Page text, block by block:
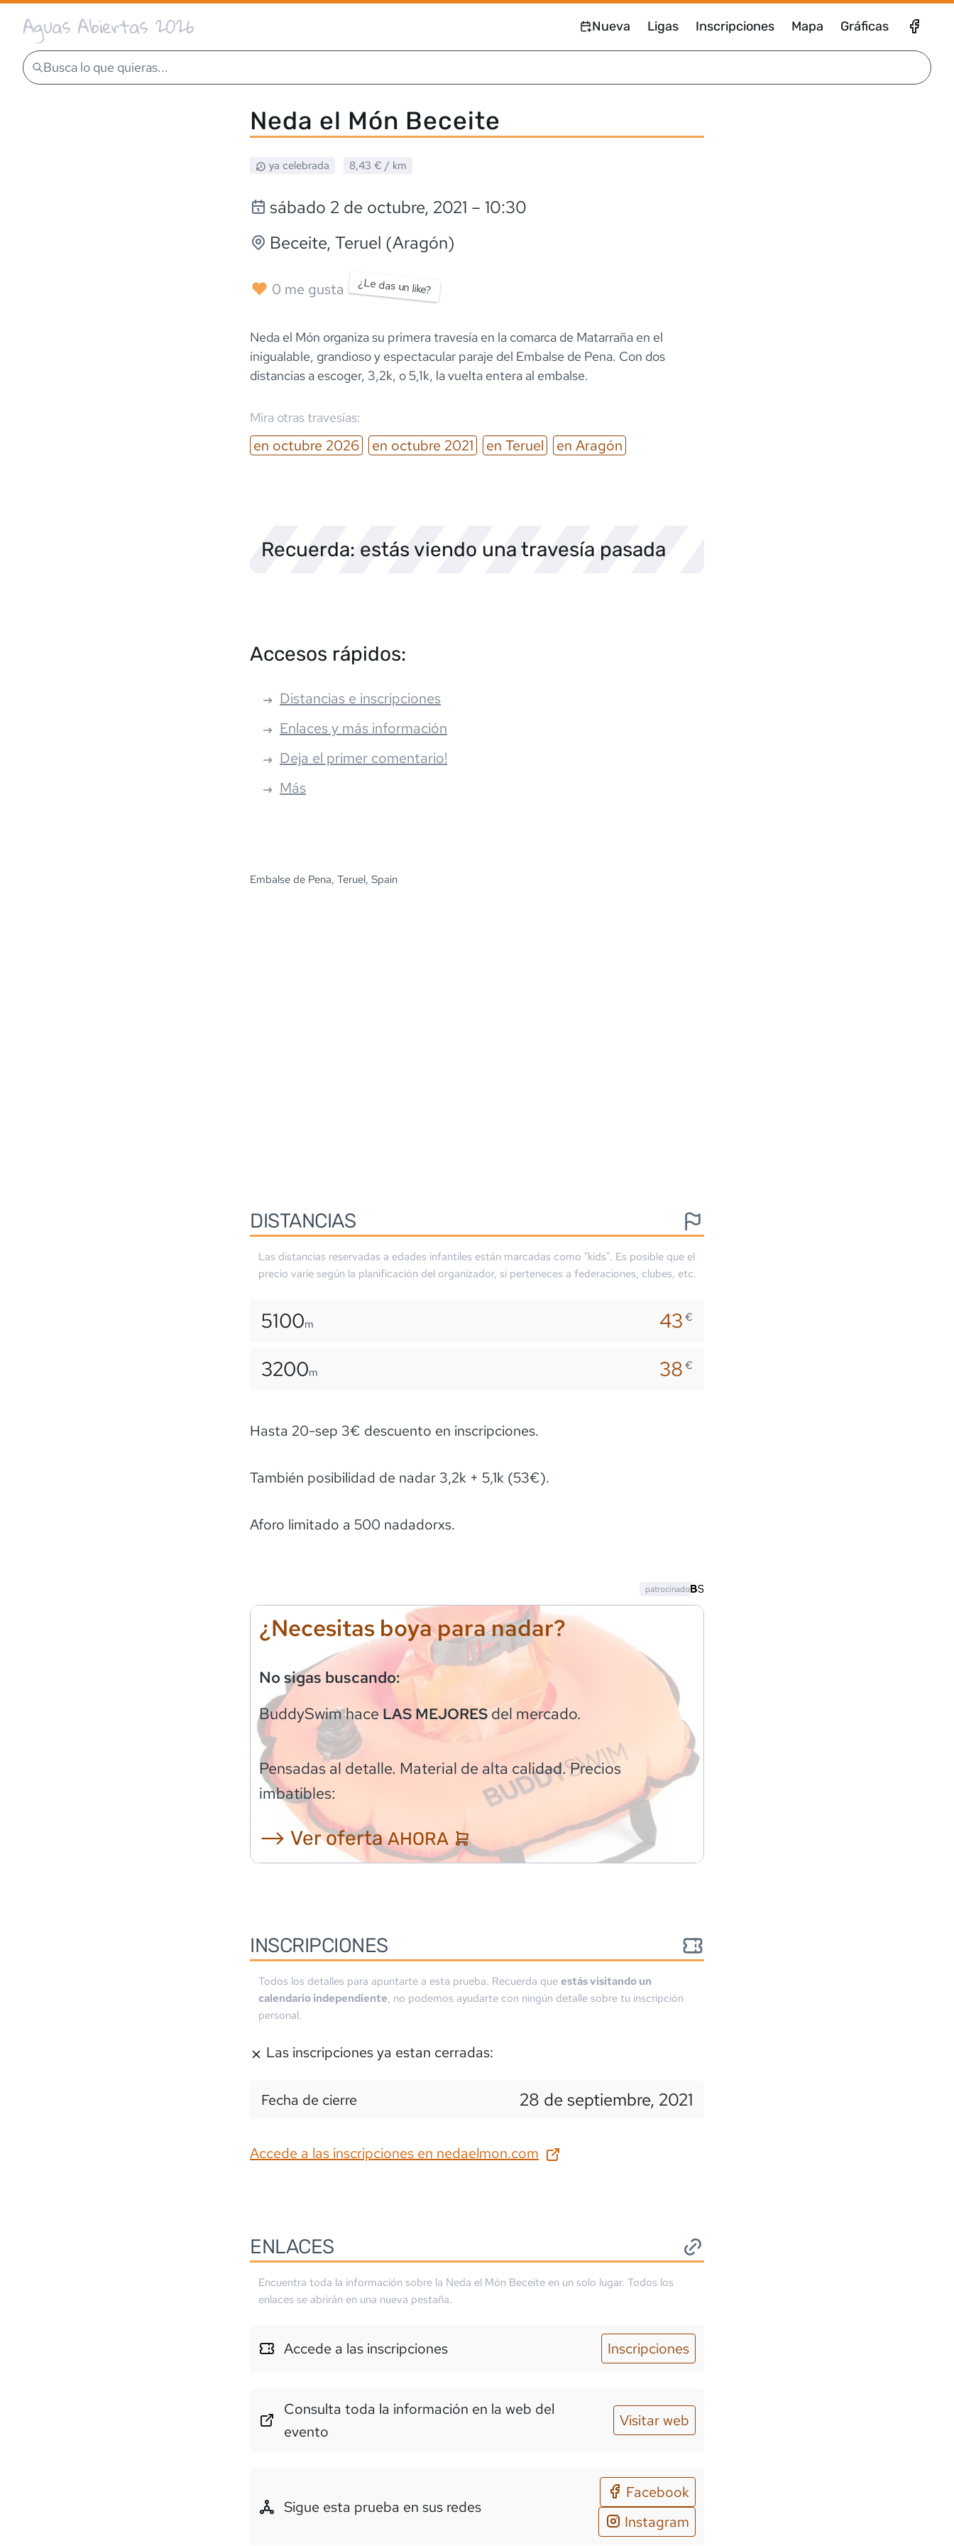
Aguas Abiertas 2026 Nueva Ligas Inscripciones Mapa Gráficas
Busca lo que quieras...
Neda el Món Beceite
ya celebrada 8,43 € / km
sábado 2 de octubre, 2021 – 10:30
Beceite, Teruel (Aragón)
0 me gusta ¿Le das un like?
Neda el Món organiza su primera travesía en la comarca de Matarraña en el
inigualable, grandioso y espectacular paraje del Embalse de Pena. Con dos
distancias a escoger, 3,2k, o 5,1k, la vuelta entera al embalse.
Mira otras travesías:
en octubre 2026 en octubre 2021 en Teruel en Aragón
Recuerda: estás viendo una travesía pasada
Accesos rápidos:
Distancias e inscripciones
Enlaces y más información
Deja el primer comentario!
Más
Embalse de Pena, Teruel, Spain
DISTANCIAS
Las distancias reservadas a edades infantiles están marcadas como "kids". Es posible que el
precio varíe según la planificación del organizador, si perteneces a federaciones, clubes, etc.
5100m 43€
3200m 38€
Hasta 20-sep 3€ descuento en inscripciones.
También posibilidad de nadar 3,2k + 5,1k (53€).
Aforo limitado a 500 nadadorxs.
¿Necesitas boya para nadar?
No sigas buscando:
BuddySwimhaceLAS MEJORESdel mercado.
Pensadas al detalle. Material de alta calidad. Precios
imbatibles:
⟶ Ver ofertaAHORA
patrocinado
INSCRIPCIONES
Todos los detalles para apuntarte a esta prueba. Recuerda que estás visitando un
calendario independiente, no podemos ayudarte con ningún detalle sobre tu inscripción
personal.
Las inscripciones ya estan cerradas:
Fecha de cierre 28 de septiembre, 2021
Accede a las inscripciones en nedaelmon.com
ENLACES
Encuentra toda la información sobre la Neda el Món Beceite en un solo lugar. Todos los
enlaces se abrirán en una nueva pestaña.
Accede a las inscripciones Inscripciones
Consulta toda la información en la web del
evento
Visitar web
Sigue esta prueba en sus redes
Facebook
Instagram